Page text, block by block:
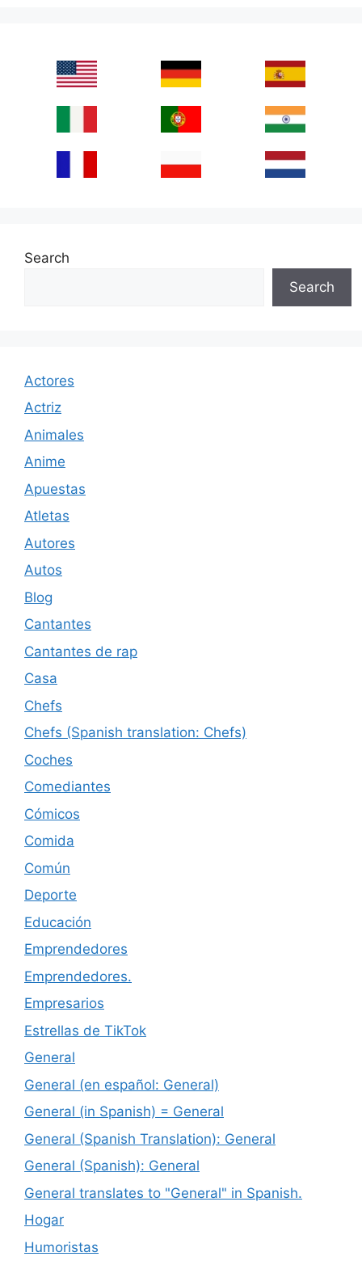
Search
Search
Actores
Actriz
Animales
Anime
Apuestas
Atletas
Autores
Autos
Blog
Cantantes
Cantantes de rap
Casa
Chefs
Chefs (Spanish translation: Chefs)
Coches
Comediantes
Cómicos
Comida
Común
Deporte
Educación
Emprendedores
Emprendedores.
Empresarios
Estrellas de TikTok
General
General (en español: General)
General (in Spanish) = General
General (Spanish Translation): General
General (Spanish): General
General translates to "General" in Spanish.
Hogar
Humoristas